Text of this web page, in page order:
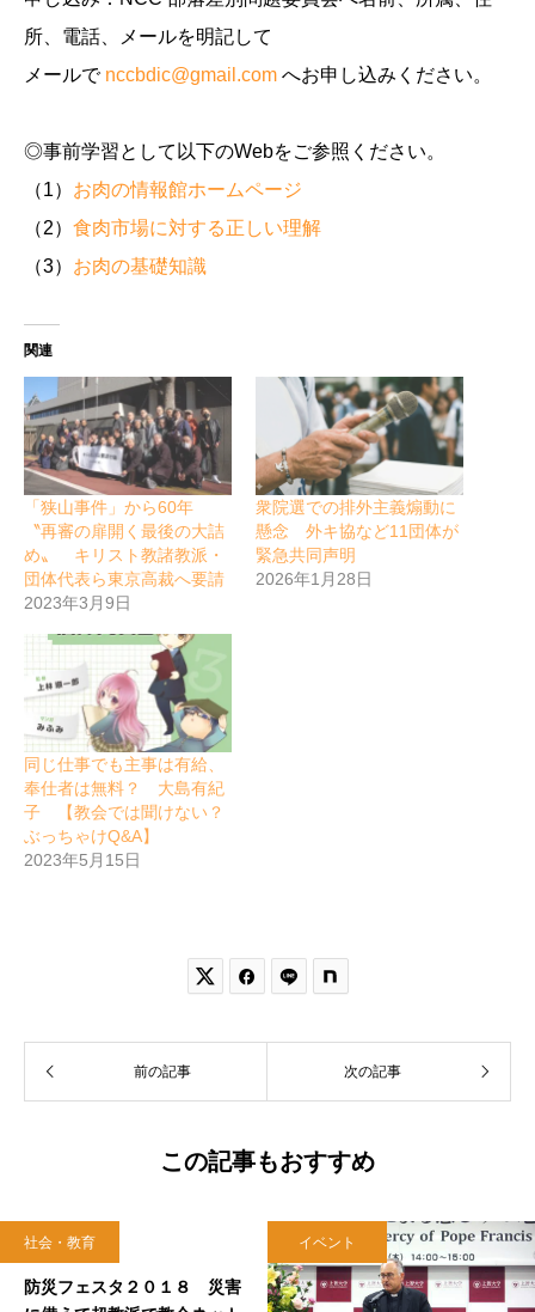
所、電話、メールを明記して
メールで nccbdic@gmail.com へお申し込みください。
◎事前学習として以下のWebをご参照ください。
（1） お肉の情報館ホームページ
（2） 食肉市場に対する正しい理解
（3） お肉の基礎知識
関連
「狭山事件」から60年
〝再審の扉開く最後の大詰
め〟 キリスト教諸教派・
団体代表ら東京高裁へ要請
2023年3月9日
衆院選での排外主義煽動に
懸念 外キ協など11団体が
緊急共同声明
2026年1月28日
同じ仕事でも主事は有給、
奉仕者は無料？ 大島有紀
子 【教会では聞けない？
ぶっちゃけQ&A】
2023年5月15日
 
前の記事 次の記事
この記事もおすすめ
社会・教育
2018.11.04
防災フェスタ２０１８ 災害
イベント